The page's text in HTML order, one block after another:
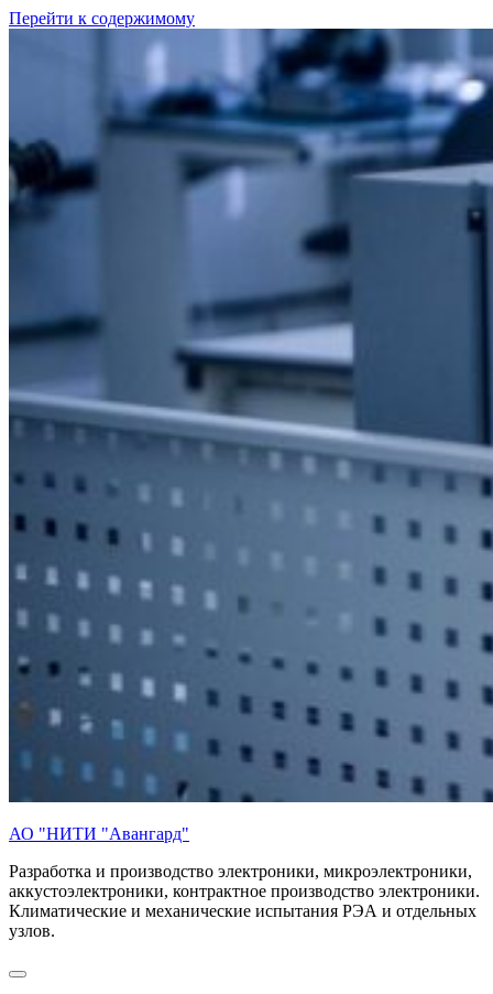
Перейти к содержимому
АО "НИТИ "Авангард"
Разработка и производство электроники, микроэлектроники,
аккустоэлектроники, контрактное производство электроники.
Климатические и механические испытания РЭА и отдельных
узлов.